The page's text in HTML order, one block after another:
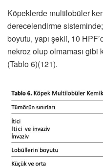
Köpeklerde multilobüler
derecelendirme
boyutu, yapı şekli, 10
nekroz olup olmaması
(Tablo 6)(121).